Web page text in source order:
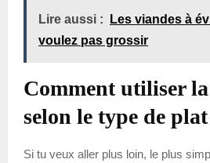
Lire aussi :
Les viandes à
voulez pas grossir
Comment utiliser
selon le type de plat
Si tu veux aller plus loin, le plus